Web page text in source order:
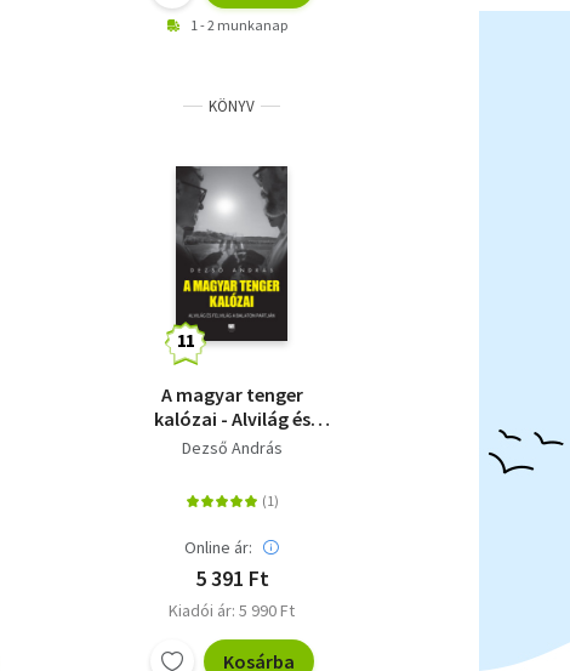
1 - 2 munkanap
KÖNYV
A magyar tenger
kalózai - Alvilág és
felvilág a Balaton
Dezső András
Online ár:
5 391 Ft
Kiadói ár: 5 990 Ft
Kosárba